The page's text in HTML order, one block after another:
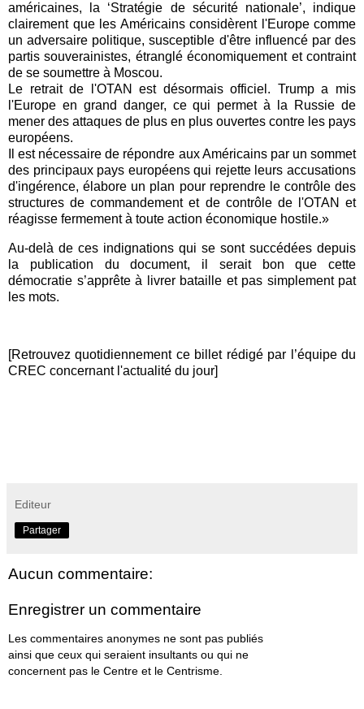
américaines, la ‘Stratégie de sécurité nationale’, indique
clairement que les Américains considèrent l'Europe comme
un adversaire politique, susceptible d'être influencé par des
partis souverainistes, étranglé économiquement et contraint
de se soumettre à Moscou.
Le retrait de l'OTAN est désormais officiel. Trump a mis
l'Europe en grand danger, ce qui permet à la Russie de
mener des attaques de plus en plus ouvertes contre les pays
européens.
Il est nécessaire de répondre aux Américains par un sommet
des principaux pays européens qui rejette leurs accusations
d'ingérence, élabore un plan pour reprendre le contrôle des
structures de commandement et de contrôle de l'OTAN et
réagisse fermement à toute action économique hostile.»
Au-delà de ces indignations qui se sont succédées depuis
la publication du document, il serait bon que cette
démocratie s’apprête à livrer bataille et pas simplement pat
les mots.
[Retrouvez quotidiennement ce billet rédigé par l’équipe du
CREC concernant l'actualité du jour]
Editeur
Partager
Aucun commentaire:
Enregistrer un commentaire
Les commentaires anonymes ne sont pas publiés
ainsi que ceux qui seraient insultants ou qui ne
concernent pas le Centre et le Centrisme.